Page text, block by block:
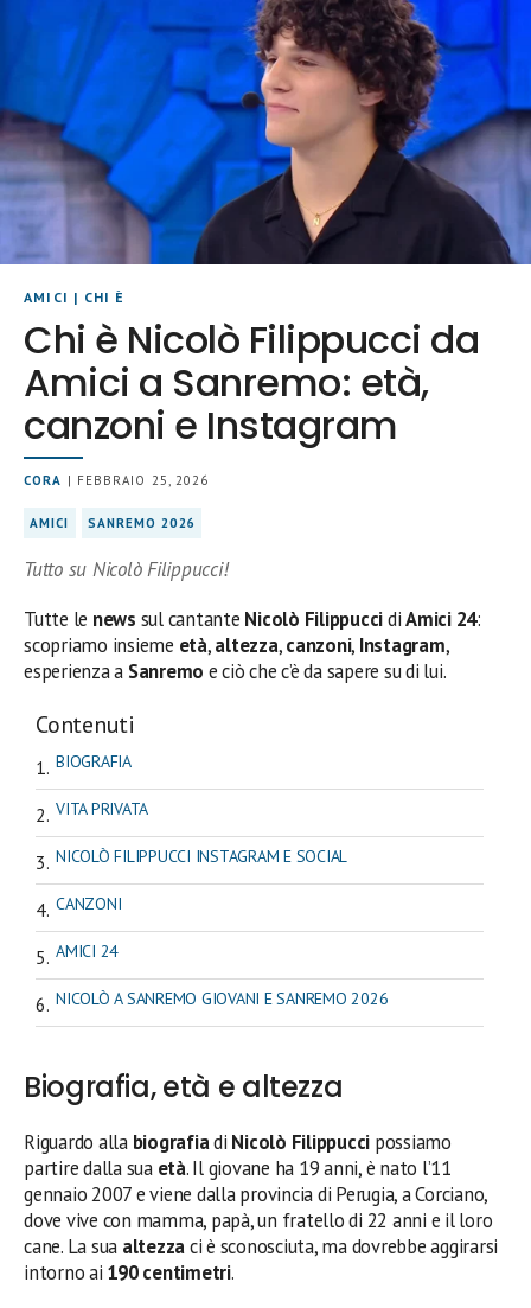
AMICI | CHI È
Chi è Nicolò Filippucci da
Amici a Sanremo: età,
canzoni e Instagram
CORA | FEBBRAIO 25, 2026
AMICI SANREMO 2026
Tutto su Nicolò Filippucci!
Tutte le news sul cantante Nicolò FilippuccidiAmici 24:
scopriamo insieme età,altezza,canzoni, Instagram,
esperienza a Sanremo e ciò che c’è da sapere su di lui.
Contenuti
BIOGRAFIA
VITA PRIVATA
NICOLÒ FILIPPUCCI INSTAGRAM E SOCIAL
CANZONI
AMICI 24
NICOLÒ A SANREMO GIOVANI E SANREMO 2026
Biografia, età e altezza
Riguardo allabiografiadi Nicolò Filippucci possiamo
partire dalla sua età. Il giovane ha 19 anni, è nato l’11
gennaio 2007 e viene dalla provincia di Perugia, a Corciano,
dove vive con mamma, papà, un fratello di 22 anni e il loro
cane. La sua altezzaci è sconosciuta, ma dovrebbe aggirarsi
intorno ai 190 centimetri.